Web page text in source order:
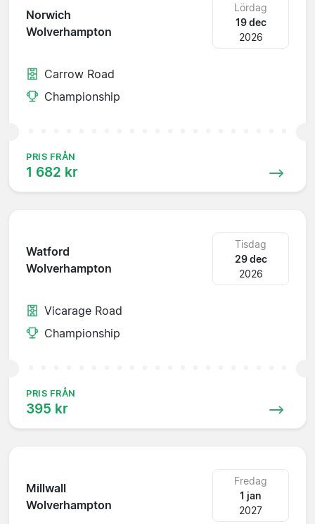
Norwich
Wolverhampton
Lördag
19 dec
2026
Carrow Road
Championship
PRIS FRÅN
1 682 kr
Watford
Wolverhampton
Tisdag
29 dec
2026
Vicarage Road
Championship
PRIS FRÅN
395 kr
Millwall
Wolverhampton
Fredag
1 jan
2027